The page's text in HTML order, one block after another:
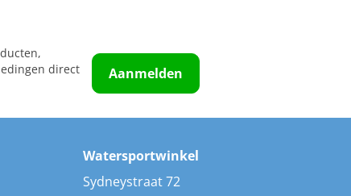
direct
Aanmelden
Watersportwinkel
Sydneystraat 72